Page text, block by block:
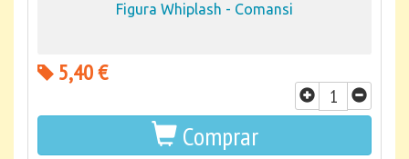
Figura Whiplash - Comansi
5,40 €
Comprar